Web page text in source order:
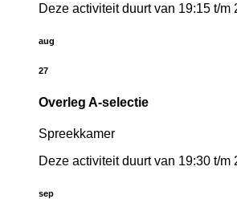
Deze activiteit duurt van 19:15 t/m
aug
27
Overleg A-selectie
Spreekkamer
Deze activiteit duurt van 19:30 t/m
sep